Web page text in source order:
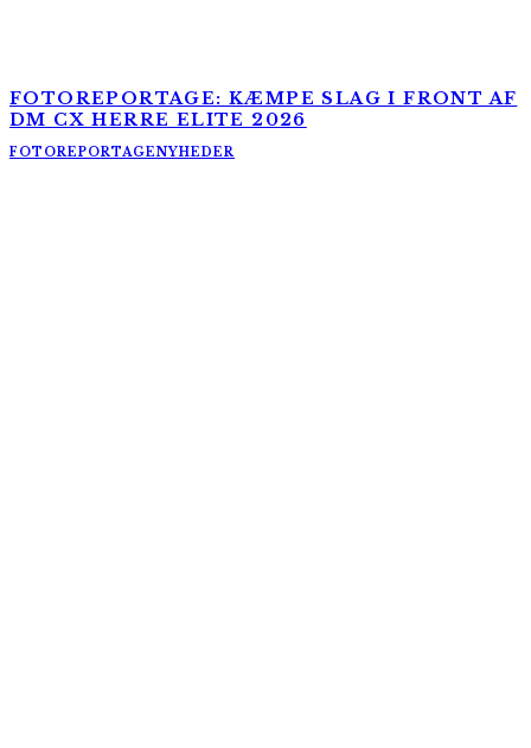
FOTOREPORTAGE: KÆMPE SLAG I FRONT AF
DM CX HERRE ELITE 2026
FOTOREPORTAGENYHEDER